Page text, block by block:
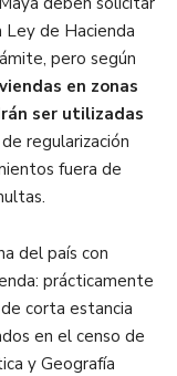
Ley de Hacienda
pero según
en zonas
ser utilizadas
regularización
fuera de
del país con
prácticamente
corta estancia
en el censo de
y Geografía